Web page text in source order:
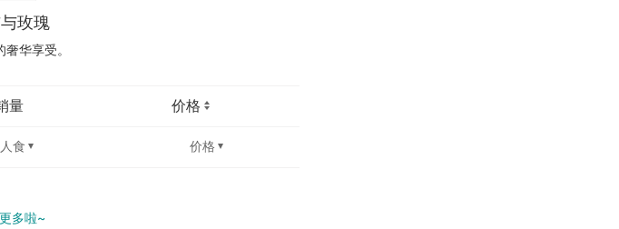
玫瑰
华享受。
量 价格
食 价格
多啦~